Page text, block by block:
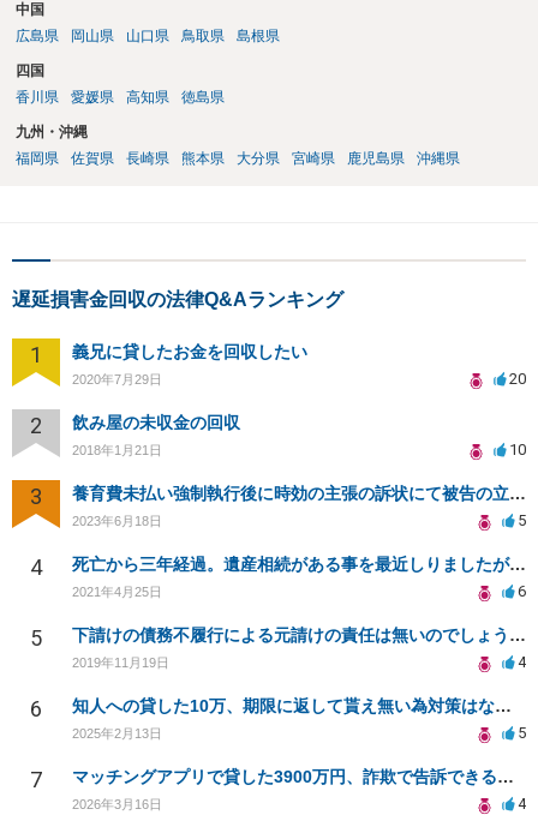
中国
広島県
岡山県 山口県 鳥取県 島根県
四国
香川県
愛媛県 高知県 徳島県
九州・沖縄
福岡県
佐賀県 長崎県 熊本県 大分県 宮崎県 鹿児島県 沖縄県
遅延損害金回収の法律Q&Aランキング
1 義兄に貸したお金を回収したい
2020年7月29日 20
2 飲み屋の未収金の回収
2018年1月21日 10
3 養育費未払い強制執行後に時効の主張の訴状にて被告の立場です。東京裁判所対応可能弁護人を探しております
2023年6月18日 5
4 死亡から三年経過。遺産相続がある事を最近しりましたが放棄できますでしょうか？
2021年4月25日 6
5 下請けの債務不履行による元請けの責任は無いのでしょうか？
2019年11月19日 4
6 知人への貸した10万、期限に返して貰え無い為対策はないか？多めに返すと言ってきた分も貰えるのか？
2025年2月13日 5
7 マッチングアプリで貸した3900万円、詐欺で告訴できるか？
2026年3月16日 4